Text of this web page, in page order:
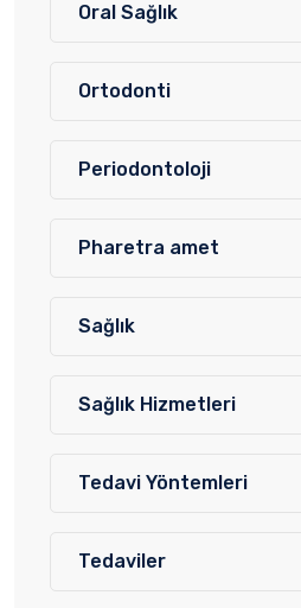
Oral Sağlık
Ortodonti
Periodontoloji
Pharetra amet
Sağlık
Sağlık Hizmetleri
Tedavi Yöntemleri
Tedaviler